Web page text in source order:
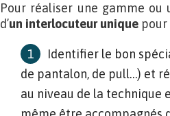
Pour réaliser une gamme
d’un interlocuteur unique pour
Identifier le bon
de pantalon, de pull…) et
au niveau de la technique